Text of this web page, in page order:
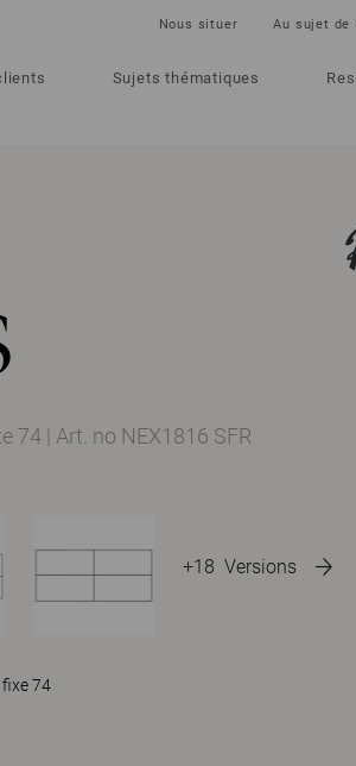
Sujets thématiques
Nous situer Au sujet de
+18 Versions
74 | Art. no NEX1816 SFR
74